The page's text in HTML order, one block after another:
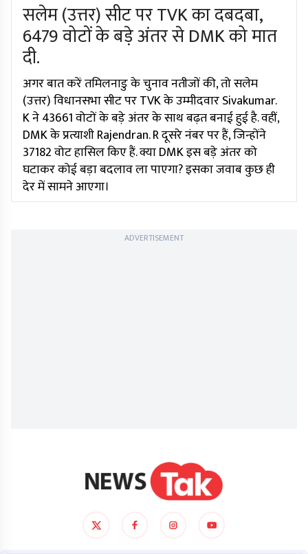
सलेम (उत्तर) सीट पर TVK का दबदबा,
6479 वोटों के बड़े अंतर से DMK को मात
दी.
अगर बात करें तमिलनाडु के चुनाव नतीजों की, तो सलेम
(उत्तर) विधानसभा सीट पर TVK के उम्मीदवार Sivakumar.
K ने 43661 वोटों के बड़े अंतर के साथ बढ़त बनाई हुई है. वहीं,
DMK के प्रत्याशी Rajendran. R दूसरे नंबर पर हैं, जिन्होंने
37182 वोट हासिल किए हैं. क्या DMK इस बड़े अंतर को
घटाकर कोई बड़ा बदलाव ला पाएगा? इसका जवाब कुछ ही
देर में सामने आएगा।
ADVERTISEMENT